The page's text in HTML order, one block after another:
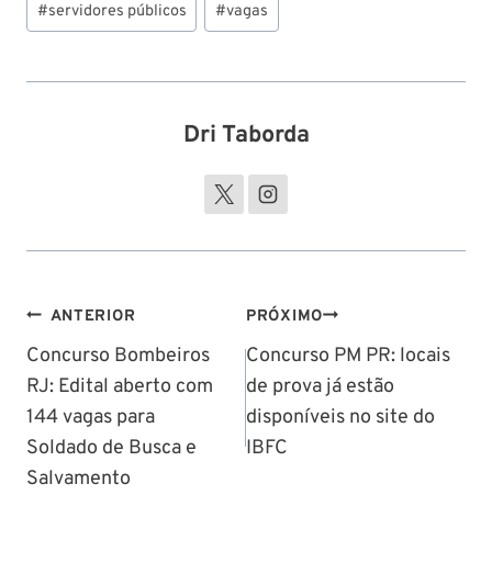
#servidores públicos #vagas
Dri Taborda
Navegação
de
Post
ANTERIOR
Concurso Bombeiros
RJ: Edital aberto com
144 vagas para
Soldado de Busca e
Salvamento
PRÓXIMO
Concurso PM PR: locais
de prova já estão
disponíveis no site do
IBFC